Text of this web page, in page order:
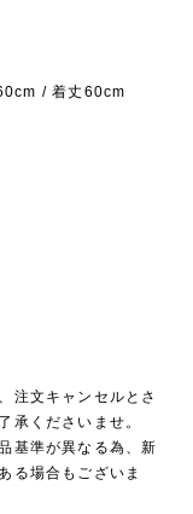
/ 着丈60cm
注文キャンセルとさ
承くださいませ。
基準が異なる為、新
る場合もございま